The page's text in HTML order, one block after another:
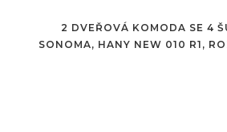
2 DVEŘOVÁ KOMODA SE 4
SONOMA, HANY NEW 010 R1,